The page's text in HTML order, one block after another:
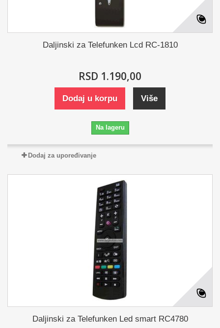
Daljinski za Telefunken Lcd RC-1810
RSD 1.190,00
Dodaj u korpu Više
Na lageru
Dodaj za upoređivanje
Daljinski za Telefunken Led smart RC4780